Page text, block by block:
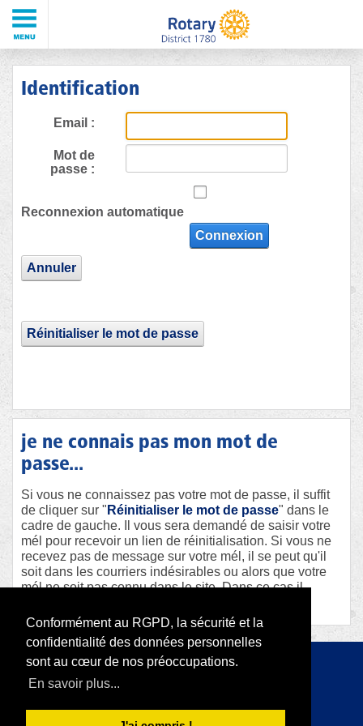
Conformément au RGPD, la sécurité et la
confidentialité des données personnelles
sont au cœur de nos préoccupations.
En savoir plus...
Identification
Email :
Mot de
passe :
Reconnexion automatique
Connexion
Annuler
Réinitialiser le mot de passe
je ne connais pas mon mot de
passe...
Si vous ne connaissez pas votre mot de passe, il suffit
de cliquer sur " Réinitialiser le mot de passe" dans le
cadre de gauche. Il vous sera demandé de saisir votre
mél pour recevoir un lien de réinitialisation. Si vous ne
recevez pas de message sur votre mél, il se peut qu'il
soit dans les courriers indésirables ou alors que votre
mél ne soit pas connu dans le site. Dans ce cas il
Copyright 2026 par RODI Platform
|